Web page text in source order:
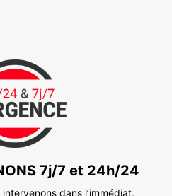
7j/7 et 24h/24
dans l’immédiat,